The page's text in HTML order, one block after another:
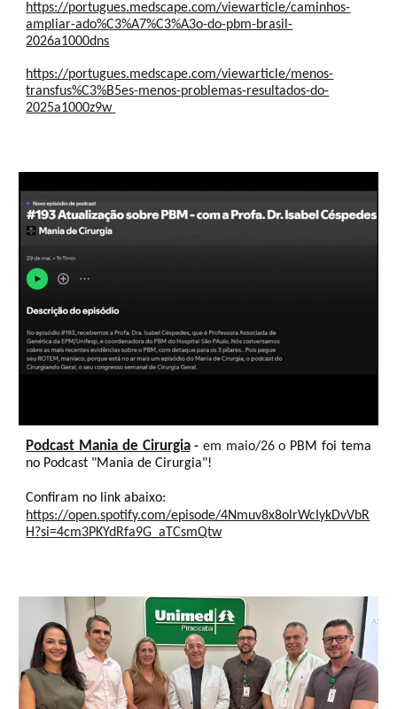
https://portugues.medscape.com/viewarticle/caminhos-
ampliar-ado%C3%A7%C3%A3o-do-pbm-brasil-
2026a1000dns
https://portugues.medscape.com/viewarticle/menos-
transfus%C3%B5es-menos-problemas-resultados-do-
2025a1000z9w
Podcast Mania de Cirurgia -em maio/26 o PBM foi tema
no Podcast "Mania de Cirurgia"!
Confiram no link abaixo:
https://open.spotify.com/episode/4Nmuv8x8olrWcIykDvVbR
H?si=4cm3PKYdRfa9G_aTCsmQtw